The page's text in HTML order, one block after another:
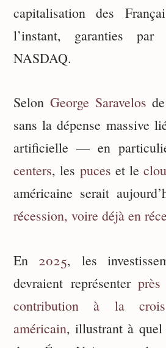
capitalisation des
l’instant, garanties
NASDAQ.
Selon George Saravelos
sans la dépense massive
artificielle — en
centers, les puces et le
américaine serait
récession, voire déjà en
En 2025, les
devraient représenter
contribution à la
américain, illustrant à quel